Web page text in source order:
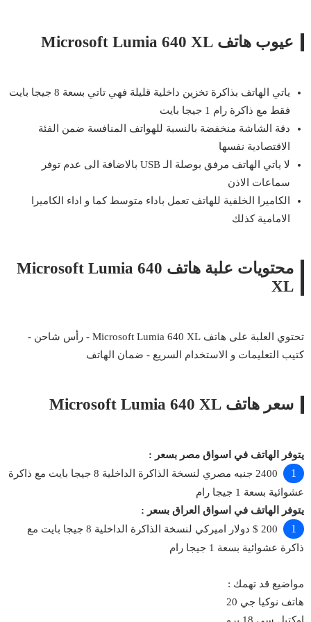
عيوب هاتف Microsoft Lumia 640 XL
ياتي الهاتف بذاكرة تخزين داخلية قليلة فهي تاتي بسعة 8 جيجا بايت
فقط مع ذاكرة رام 1 جيجا بايت
دقة الشاشة منخفضة بالنسبة للهواتف المنافسة ضمن الفئة
الاقتصادية نفسها
لا ياتي الهاتف مرفق بوصلة الـ USB بالاضافة الى عدم توفر
سماعات الاذن
الكاميرا الخلفية للهاتف تعمل باداء متوسط كما و اداء الكاميرا
الامامية كذلك
محتويات علبة هاتف Microsoft Lumia 640
XL
تحتوي العلبة على هاتف Microsoft Lumia 640 XL - رأس شاحن -
كتيب التعليمات و الاستخدام السريع - ضمان الهاتف
سعر هاتف Microsoft Lumia 640 XL
يتوفر الهاتف في اسواق مصر بسعر :
2400 جنيه مصري لنسخة الذاكرة الداخلية 8 جيجا بايت مع ذاكرة
عشوائية بسعة 1 جيجا رام
يتوفر الهاتف في اسواق العراق بسعر :
200 $ دولار اميركي لنسخة الذاكرة الداخلية 8 جيجا بايت مع
ذاكرة عشوائية بسعة 1 جيجا رام
مواضيع قد تهمك :
هاتف نوكيا جي 20
اوكتيل سي 18 برو